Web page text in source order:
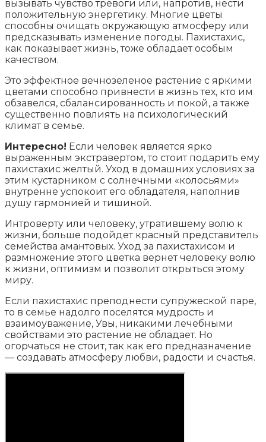
вызывать чувство тревоги или, напротив, нести
положительную энергетику. Многие цветы
способны очищать окружающую атмосферу или
предсказывать изменение погоды. Пахистахис,
как показывает жизнь, тоже обладает особым
качеством.
Это эффектное вечнозеленое растение с яркими
цветами способно привнести в жизнь тех, кто им
обзавелся, сбалансированность и покой, а также
существенно повлиять на психологический
климат в семье.
Интересно! Если человек является ярко
выраженным экстравертом, то стоит подарить ему
пахистахис желтый. Уход в домашних условиях за
этим кустарником с солнечными «колосьями»
внутренне успокоит его обладателя, наполнив
душу гармонией и тишиной.
Интроверту или человеку, утратившему волю к
жизни, больше подойдет красный представитель
семейства амантовых. Уход за пахистахисом и
размножение этого цветка вернет человеку волю
к жизни, оптимизм и позволит открыться этому
миру.
Если пахистахис преподнести супружеской паре,
то в семье надолго поселятся мудрость и
взаимоуважение, Увы, никакими лечебными
свойствами это растение не обладает. Но
огорчаться не стоит, так как его предназначение
— создавать атмосферу любви, радости и счастья.